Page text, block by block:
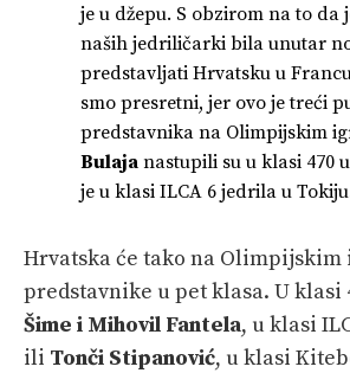
je u džepu. S obzirom na to da
naših jedriličarki bila unutar
predstavljati Hrvatsku u
smo presretni, jer ovo je treći
predstavnika na Olimpijskim
Bulaja nastupili su u klasi 470
je u klasi ILCA 6 jedrila u
Hrvatska će tako na
predstavnike u pet klasa. U klasi
Šime i Mihovil Fantela, u klasi
ili Tonči Stipanović, u klasi